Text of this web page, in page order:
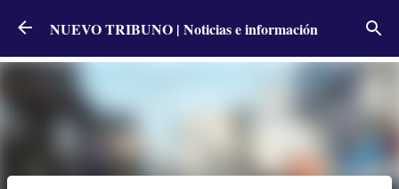
Ir al contenido principal
NUEVO TRIBUNO | Noticias e información